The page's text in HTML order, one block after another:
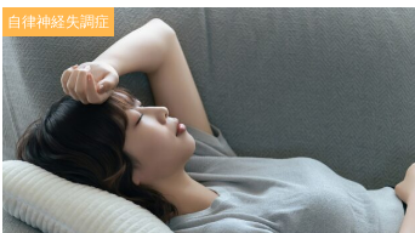
自律神経失調症